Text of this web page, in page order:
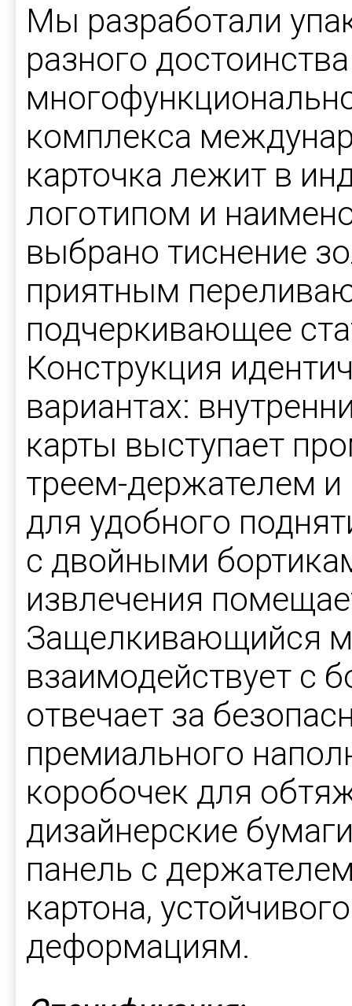
Мы разработали
разного
комплекса
карточка лежит в
логотипом и
выбрано тиснение
приятным
подчеркивающее
Конструкция
вариантах:
карты выступает
треем-держателем и
для удобного
с двойными
извлечения
Защелкивающийся
взаимодействует с
отвечает за
премиального
коробочек для
дизайнерские
панель с
картона,
деформациям.